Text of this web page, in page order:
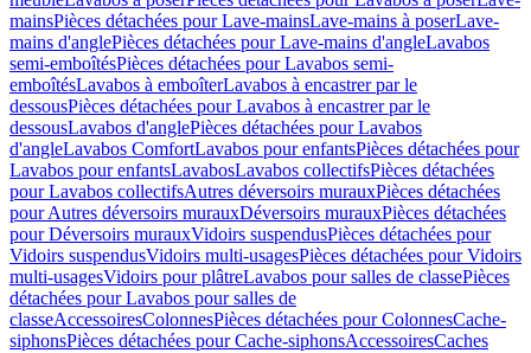
mainsPièces détachées pour Lave-mainsLave-mains à poserLave-
mains d'anglePièces détachées pour Lave-mains d'angleLavabos
semi-emboîtésPièces détachées pour Lavabos semi-
emboîtésLavabos à emboîterLavabos à encastrer par le
dessousPièces détachées pour Lavabos à encastrer par le
dessousLavabos d'anglePièces détachées pour Lavabos
d'angleLavabos ComfortLavabos pour enfantsPièces détachées pour
Lavabos pour enfantsLavabosLavabos collectifsPièces détachées
pour Lavabos collectifsAutres déversoirs murauxPièces détachées
pour Autres déversoirs murauxDéversoirs murauxPièces détachées
pour Déversoirs murauxVidoirs suspendusPièces détachées pour
Vidoirs suspendusVidoirs multi-usagesPièces détachées pour Vidoirs
multi-usagesVidoirs pour plâtreLavabos pour salles de classePièces
détachées pour Lavabos pour salles de
classeAccessoiresColonnesPièces détachées pour ColonnesCache-
siphonsPièces détachées pour Cache-siphonsAccessoiresCaches